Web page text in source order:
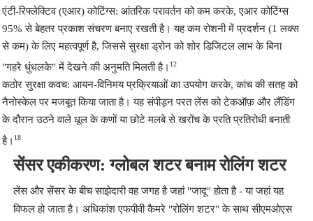
एंटी-रिफ्लेक्टिव (एआर) कोटिंग्स: आंतरिक परावर्तन को कम करके, एआर कोटिंग्स
95% से बेहतर प्रकाश संचरण बनाए रखती है। यह कम रोशनी में प्रदर्शन (1 लक्स
से कम) के लिए महत्वपूर्ण है, जिससे सुरक्षा ड्रोन को शोर डिजिटल लाभ के बिना
"गहरे धुंधलके" में देखने की अनुमति मिलती है। 12
कठोर सुरक्षा कवच: आयन-विनिमय प्रक्रियाओं का उपयोग करके, कांच की सतह को
नैनोस्केल पर मजबूत किया जाता है। यह संपीड़न परत लेंस को टेकऑफ़ और लैंडिंग
के दौरान उठने वाले धूल के कणों या छोटे मलबे से खरोंच के प्रति प्रतिरोधी बनाती
है। 18
सेंसर एकीकरण: ग्लोबल शटर बनाम रोलिंग शटर
लेंस और सेंसर के बीच साझेदारी वह जगह है जहां "जादू" होता है - या जहां यह
विफल हो जाता है। अधिकांश एफपीवी कैमरे "रोलिंग शटर" के साथ सीएमओएस